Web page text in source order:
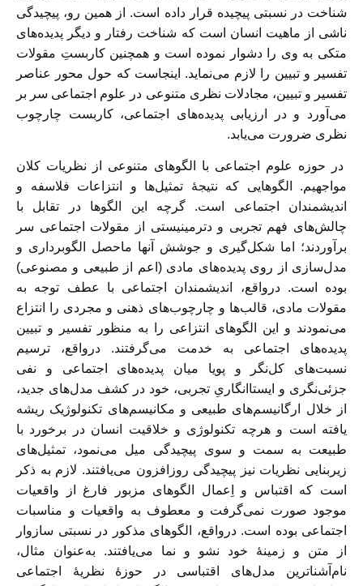
شناخت در نسبتی پیچیده قرار داده است. از همین رو، پیچیدگی
ناشی از ماهیت انسان است که شناخت رفتار و دیگر پدیده‌های
متکی به وی را دشوار نموده است و همچنین کاربستِ مقولات
تفسیر و تبیین را لازم می‌نماید. اینجاست که حول محور عناصر
تفسیر و تبیین، مجادلات نظری متنوعی در علوم اجتماعی سر بر
می‌آورد و در ارزیابی پدیده‌های اجتماعی، کاربست چارچوب
نظری ضرورت می‌یابد.
در حوزه علوم اجتماعی با الگو‌های متنوعی از نظریات کلان
مواجهیم. الگو‌هایی که نتیجۀ تمثیل‌ها و انتزاعات فلاسفه و
اندیشمندان اجتماعی است. گرچه این الگو‌ها در تقابل با
چالش‌های فهم تجربی و دترمینیستی از مقولات اجتماعی سر
بر‌آوردند؛ اما شکل‌گیری و جوشش آنها ماحصل الگوبرداری و
مدل‌سازی از روی پدیده‌های مادی (اعم از طبیعی و مصنوعی)
بوده است. درواقع، اندیشمندان اجتماعی با عطف توجه به
مقولات مادی، قالب‌ها و چارچوب‌های ذهنی و مجردی را انتزاع
می‌نمودند و این الگو‌های انتزاعی را به منظور تفسیر و تبیین
پدیده‌های اجتماعی به خدمت می‌گرفتند. درواقع، ترسیم
نسبت‌های کل‌نگر و پویا میان پدیده‌های اجتماعی و نفی
جزئی‌نگری و ایستا‌انگاریِ تجربی، خود در کشف مدل‌های جدید،
از خلال ارگانیسم‌های طبیعی و مکانیسم‌های تکنولوژیک ریشه
یافته است و هرچه تکنولوژی و خلاقیت انسان در برخورد با
طبیعت به سمت و سوی پیچیدگی میل می‌نمود، تمثیل‌های
زیربنایی نظریات نیز پیچیدگی روزافزون می‌یافتند. لازم به ذکر
است که اقتباس و اِعمال الگوهای مزبور فارغ از واقعیات
موجود صورت نمی‌گرفت و معطوف به واقعیات و مناسبات
اجتماعی بوده است. درواقع، الگوهای مذکور در نسبتی سازوار
از متن و زمینۀ خود نشو و نما می‌یافتند. به‌عنوان مثال،
نام‌آشنا‌ترین مدل‌های اقتباسی در حوزۀ نظریۀ اجتماعی